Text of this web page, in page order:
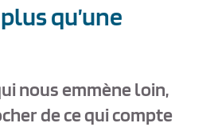
qu’une
nous emmène loin,
de ce qui compte